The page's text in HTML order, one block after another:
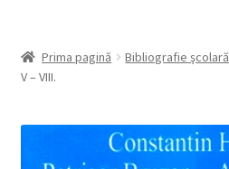
Prima pagină Bibliografie şcolară
V – VIII.